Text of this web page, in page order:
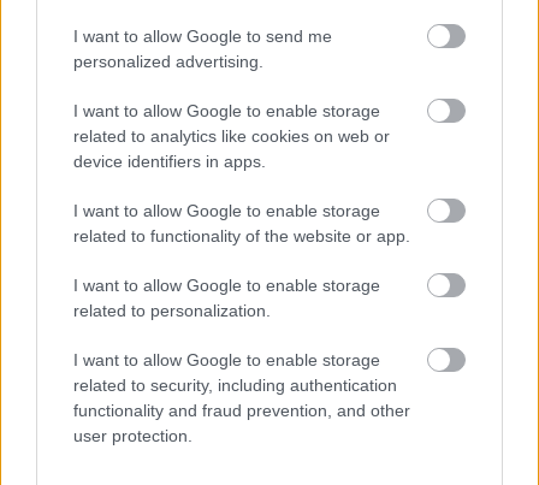
I want to allow Google to send me
personalized advertising.
I want to allow Google to enable storage
related to analytics like cookies on web or
device identifiers in apps.
I want to allow Google to enable storage
related to functionality of the website or app.
I want to allow Google to enable storage
related to personalization.
I want to allow Google to enable storage
related to security, including authentication
functionality and fraud prevention, and other
user protection.
DAVID ATTENBOROUGH ÚJ ÓCEÁNFILMJE
TENGEREK MEGMENTÉSÉÉRT
A bejegyzés trackback címe:
https://kulturpart.hu/api/trackback/id/7936432
A hozzászólások avonatkozó jogszabályokértelmében felhasználói tartalomnak
minősülnek, értük aszolgáltatás technikai
Részletek a Felhasználási feltételekbenés azadatvédelmi tájékoztatóban